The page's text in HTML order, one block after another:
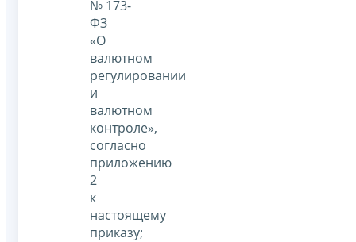
№ 173-
ФЗ
«О
валютном
регулировании
и
валютном
контроле»,
согласно
приложению
2
к
настоящему
приказу;